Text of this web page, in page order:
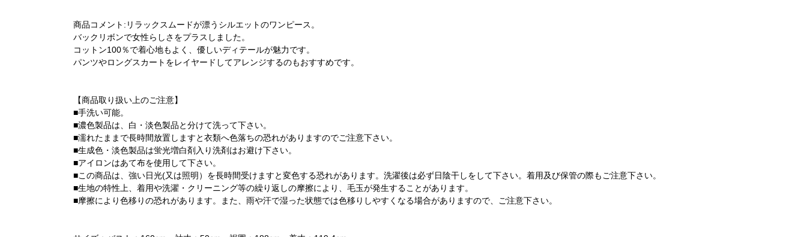
商品コメント:リラックスムードが漂うシルエットのワンピース。
バックリボンで女性らしさをプラスしました。
コットン100％で着心地もよく、優しいディテールが魅力です。
パンツやロングスカートをレイヤードしてアレンジするのもおすすめです。
【商品取り扱い上のご注意】
■手洗い可能。
■濃色製品は、白・淡色製品と分けて洗って下さい。
■濡れたままで長時間放置しますと衣類へ色落ちの恐れがありますのでご注意下さい。
■生成色・淡色製品は蛍光増白剤入り洗剤はお避け下さい。
■アイロンはあて布を使用して下さい。
■この商品は、強い日光(又は照明）を長時間受けますと変色する恐れがあります。洗濯後は必ず日陰干しをして下さい。着用及び保管の際もご注意下さい。
■生地の特性上、着用や洗濯・クリーニング等の繰り返しの摩擦により、毛玉が発生することがあります。
■摩擦により色移りの恐れがあります。また、雨や汗で湿った状態では色移りしやすくなる場合がありますので、ご注意下さい。